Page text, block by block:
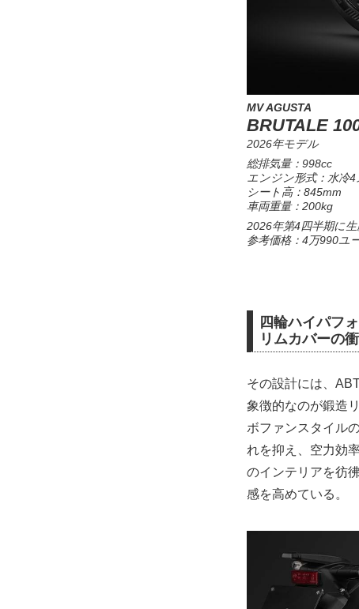
MV AGUSTA
BRUTALE
2026年モデル
総排気量：998cc
エンジン形式：水冷
シート高：845mm
車両重量：200kg
2026年第4四半期に生
参考価格：4万990ユ
四輪ハイパフ
リムカバーの
その設計には、
象徴的なのが鍛造
ボファンスタイル
れを抑え、空力効
のインテリアを彷
感を高めている。